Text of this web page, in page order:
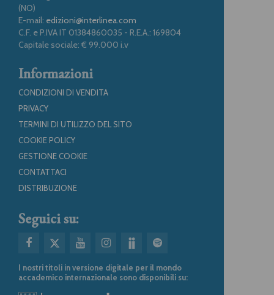
(NO)
E-mail: edizioni@interlinea.com
C.F. e P.IVA IT 01384860035 - R.E.A.: 169804
Capitale sociale: € 99.000 i.v
Informazioni
CONDIZIONI DI VENDITA
PRIVACY
TERMINI DI UTILIZZO DEL SITO
COOKIE POLICY
GESTIONE COOKIE
CONTATTACI
DISTRIBUZIONE
Seguici su:
I nostri titoli in versione digitale per il mondo
accademico internazionale sono disponibili su: